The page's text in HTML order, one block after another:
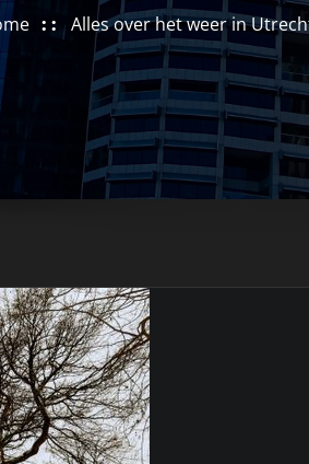
Alles over het weer in